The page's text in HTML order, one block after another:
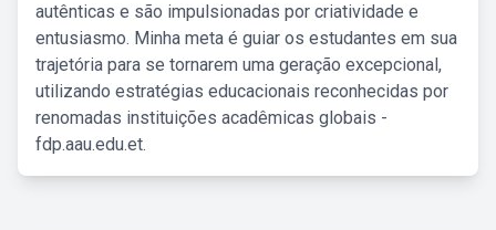
autênticas e são impulsionadas por criatividade e
entusiasmo. Minha meta é guiar os estudantes em sua
trajetória para se tornarem uma geração excepcional,
utilizando estratégias educacionais reconhecidas por
renomadas instituições acadêmicas globais -
fdp.aau.edu.et.